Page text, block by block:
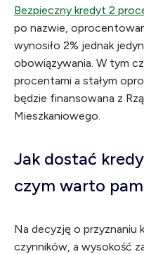
Bezpieczny kredyt 2
po nazwie,
wynosiło 2% jednak
obowiązywania. W tym
procentami a stałym
będzie finansowana z
Mieszkaniowego.
Jak dostać
czym warto
Na decyzję o przyznaniu
czynników, a wysokość